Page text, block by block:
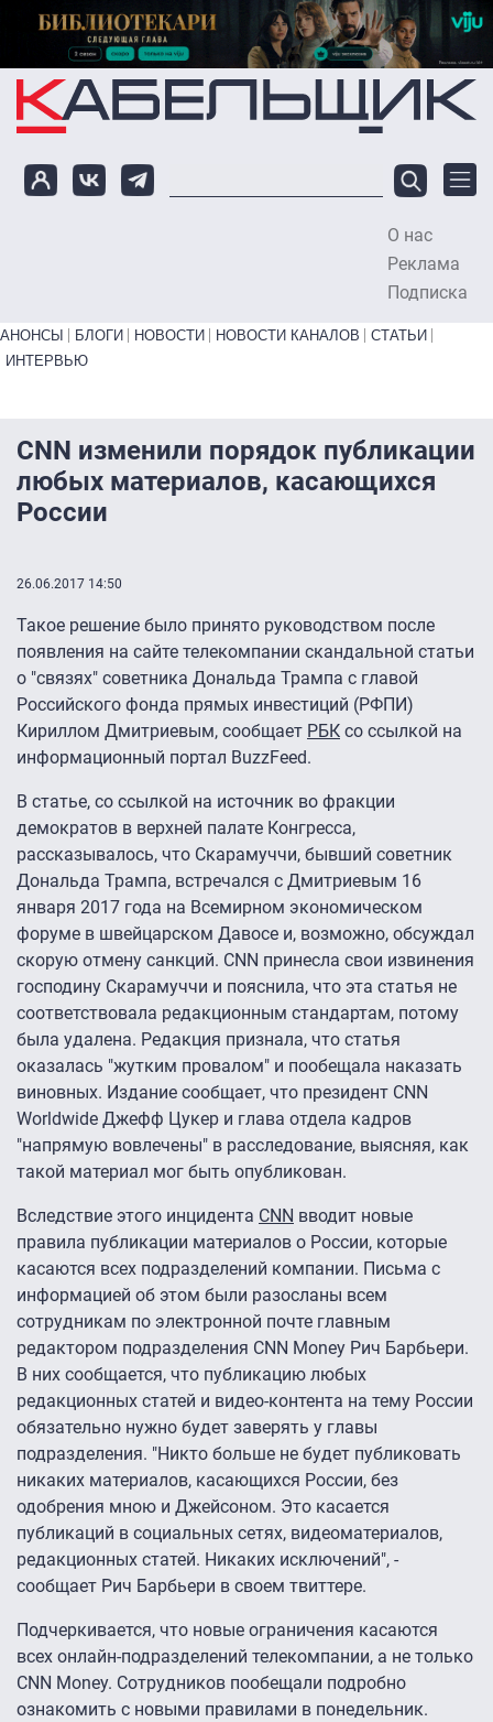
Перейти к основному содержанию
О нас
Реклама
Подписка
Primary links bottom
АНОНСЫ БЛОГИ НОВОСТИ НОВОСТИ КАНАЛОВ
СТАТЬИ
ИНТЕРВЬЮ
CNN изменили порядок публикации
любых материалов, касающихся
России
26.06.2017 14:50
Такое решение было принято руководством после
появления на сайте телекомпании скандальной статьи
о "связях" советника Дональда Трампа с главой
Российского фонда прямых инвестиций (РФПИ)
Кириллом Дмитриевым, сообщает РБК со ссылкой на
информационный портал BuzzFeed.
В статье, со ссылкой на источник во фракции
демократов в верхней палате Конгресса,
рассказывалось, что Скарамуччи, бывший советник
Дональда Трампа, встречался с Дмитриевым 16
января 2017 года на Всемирном экономическом
форуме в швейцарском Давосе и, возможно, обсуждал
скорую отмену санкций. CNN принесла свои извинения
господину Скарамуччи и пояснила, что эта статья не
соответствовала редакционным стандартам, потому
была удалена. Редакция признала, что статья
оказалась "жутким провалом" и пообещала наказать
виновных. Издание сообщает, что президент CNN
Worldwide Джефф Цукер и глава отдела кадров
"напрямую вовлечены" в расследование, выясняя, как
такой материал мог быть опубликован.
Вследствие этого инцидента CNN вводит новые
правила публикации материалов о России, которые
касаются всех подразделений компании. Письма с
информацией об этом были разосланы всем
сотрудникам по электронной почте главным
редактором подразделения CNN Money Рич Барбьери.
В них сообщается, что публикацию любых
редакционных статей и видео-контента на тему России
обязательно нужно будет заверять у главы
подразделения. "Никто больше не будет публиковать
никаких материалов, касающихся России, без
одобрения мною и Джейсоном. Это касается
публикаций в социальных сетях, видеоматериалов,
редакционных статей. Никаких исключений", -
сообщает Рич Барбьери в своем твиттере.
Подчеркивается, что новые ограничения касаются
всех онлайн-подразделений телекомпании, а не только
CNN Money. Сотрудников пообещали подробно
ознакомить с новыми правилами в понедельник.